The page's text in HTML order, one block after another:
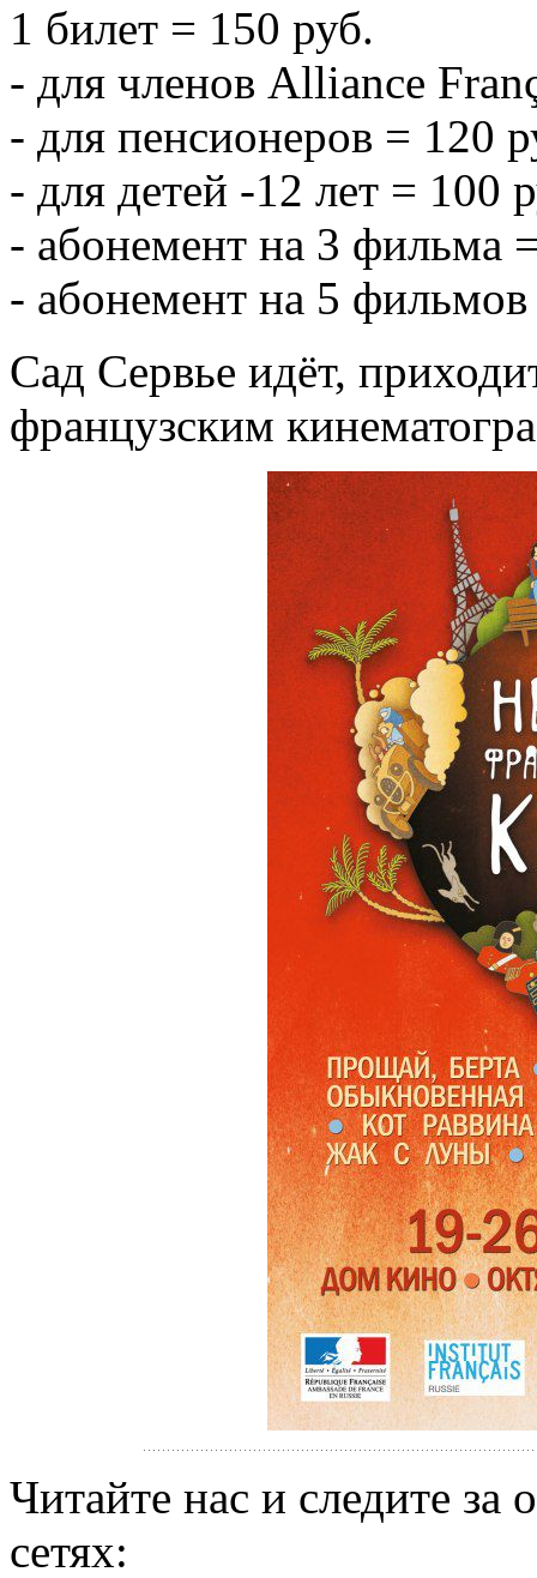
1 билет = 150 руб.
- для членов Alliance
- для пенсионеров = 120
- для детей -12 лет = 100
- абонемент на 3 фильма
- абонемент на 5
Сад Сервье идёт,
французским
Читайте нас и следите
сетях: